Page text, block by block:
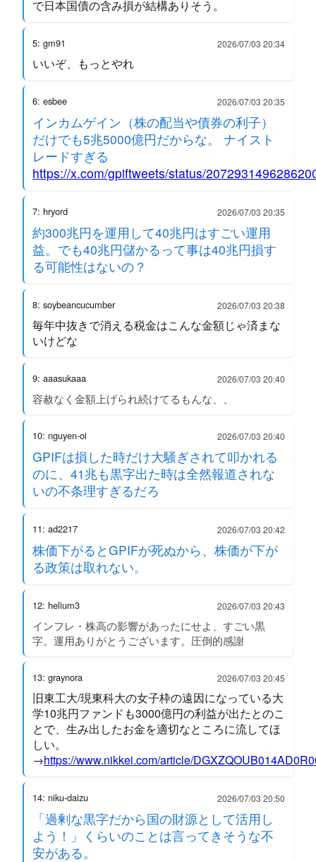
で日本国債の含み損が結構ありそう。
5: gm91 2026/07/03 20:34
いいぞ、もっとやれ
6: esbee 2026/07/03 20:35
インカムゲイン（株の配当や債券の利子）
だけでも5兆5000億円だからな。 ナイスト
レードすぎる
https://x.com/gpiftweets/status/
7: hryord 2026/07/03 20:35
約300兆円を運用して40兆円はすごい運用
益。でも40兆円儲かるって事は40兆円損す
る可能性はないの？
8: soybeancucumber 2026/07/03 20:38
毎年中抜きで消える税金はこんな金額じゃ済まな
いけどな
9: aaasukaaa 2026/07/03 20:40
容赦なく金額上げられ続けてるもんな、、
10: nguyen-oi 2026/07/03 20:40
GPIFは損した時だけ大騒ぎされて叩かれる
のに、41兆も黒字出た時は全然報道されな
いの不条理すぎるだろ
11: ad2217 2026/07/03 20:42
株価下がるとGPIFが死ぬから、株価が下が
る政策は取れない。
12: helium3 2026/07/03 20:43
インフレ・株高の影響があったにせよ、すごい黒
字。運用ありがとうございます。圧倒的感謝
13: graynora 2026/07/03 20:45
旧東工大/現東科大の女子枠の遠因になっている大
学10兆円ファンドも3000億円の利益が出たとのこ
とで、生み出したお金を適切なところに流してほ
しい。
→https://www.nikkei.com/article/
14: niku-daizu 2026/07/03 20:50
「過剰な黒字だから国の財源として活用し
よう！」くらいのことは言ってきそうな不
安がある。